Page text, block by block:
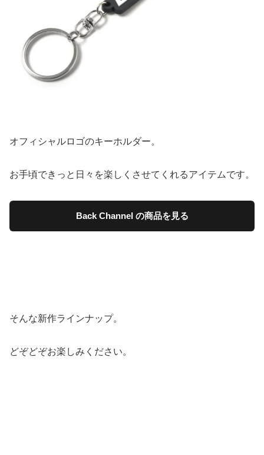
オフィシャルロゴのキーホルダー。
お手頃できっと日々を楽しくさせてくれるアイテムです。
Back Channel の商品を見る
そんな新作ラインナップ。
どぞどぞお楽しみください。